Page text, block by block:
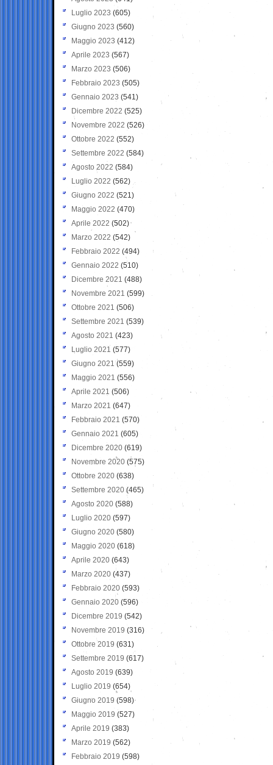
Luglio 2023 (605)
Giugno 2023 (560)
Maggio 2023 (412)
Aprile 2023 (567)
Marzo 2023 (506)
Febbraio 2023 (505)
Gennaio 2023 (541)
Dicembre 2022 (525)
Novembre 2022 (526)
Ottobre 2022 (552)
Settembre 2022 (584)
Agosto 2022 (584)
Luglio 2022 (562)
Giugno 2022 (521)
Maggio 2022 (470)
Aprile 2022 (502)
Marzo 2022 (542)
Febbraio 2022 (494)
Gennaio 2022 (510)
Dicembre 2021 (488)
Novembre 2021 (599)
Ottobre 2021 (506)
Settembre 2021 (539)
Agosto 2021 (423)
Luglio 2021 (577)
Giugno 2021(559)
Maggio 2021 (556)
Aprile 2021 (506)
Marzo 2021 (647)
Febbraio 2021 (570)
Gennaio 2021 (605)
Dicembre 2020 (619)
Novembre 2020 (575)
Ottobre 2020 (638)
Settembre 2020(465)
Agosto 2020 (588)
Luglio 2020 (597)
Giugno 2020 (580)
Maggio 2020 (618)
Aprile 2020 (643)
Marzo 2020 (437)
Febbraio 2020 (593)
Gennaio 2020 (596)
Dicembre 2019 (542)
Novembre 2019 (316)
Ottobre 2019 (631)
Settembre 2019 (617)
Agosto 2019 (639)
Luglio 2019 (654)
Giugno 2019 (598)
Maggio 2019 (527)
Aprile 2019 (383)
Marzo 2019 (562)
Febbraio 2019 (598)